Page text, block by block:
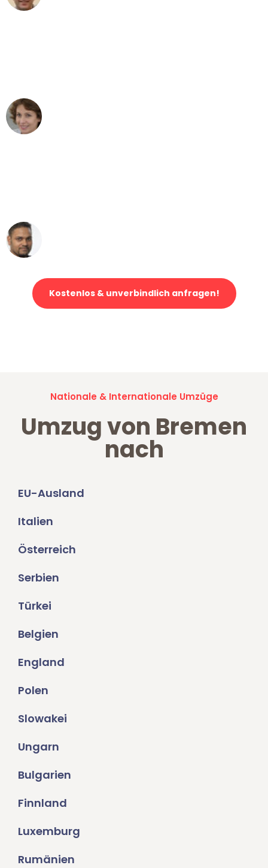
Kostenlos & unverbindlich anfragen!
Nationale & Internationale Umzüge
Umzug von Bremen
nach
EU-Ausland
Italien
Österreich
Serbien
Türkei
Belgien
England
Polen
Slowakei
Ungarn
Bulgarien
Finnland
Luxemburg
Rumänien